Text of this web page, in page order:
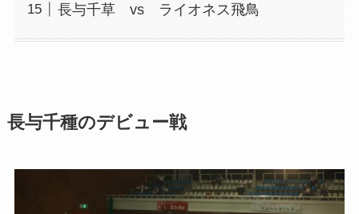
長与千草 vs ライオネス飛鳥
長与千種のデビュー戦